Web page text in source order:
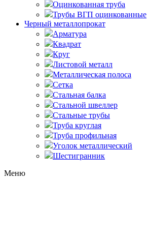
Оцинкованная труба
Трубы ВГП оцинкованные
Черный металлопрокат
Арматура
Квадрат
Круг
Листовой металл
Металлическая полоса
Сетка
Стальная балка
Стальной швеллер
Стальные трубы
Труба круглая
Труба профильная
Уголок металлический
Шестигранник
Меню